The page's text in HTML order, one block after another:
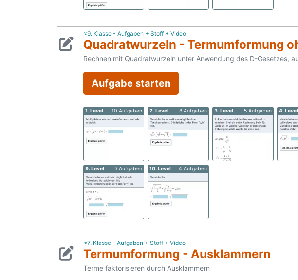
≈9. Klasse - Aufgaben + Stoff + Video
Quadratwurzeln - Termumformung
Rechnen mit Quadratwurzeln unter Anwendung des D-Gesetzes,
Aufgabe starten
1. Level 10 Aufgaben 2. Level 8 Aufgaben 3. Level 5 Aufgaben 4. Level
9. Level 5 Aufgaben 10. Level 4 Aufgaben
≈7. Klasse - Aufgaben + Stoff + Video
Termumformung - Ausklammern
Terme faktorisieren durch Ausklammern